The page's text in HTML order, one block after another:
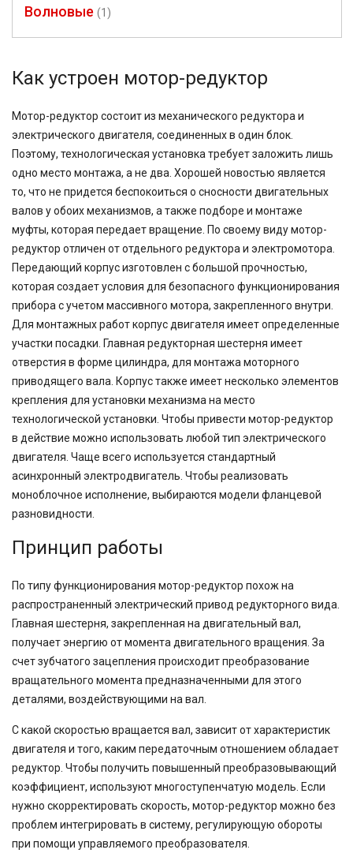
Волновые (1)
Как устроен мотор-редуктор
Мотор-редуктор состоит из механического редуктора и
электрического двигателя, соединенных в один блок.
Поэтому, технологическая установка требует заложить лишь
одно место монтажа, а не два. Хорошей новостью является
то, что не придется беспокоиться о сносности двигательных
валов у обоих механизмов, а также подборе и монтаже
муфты, которая передает вращение. По своему виду мотор-
редуктор отличен от отдельного редуктора и электромотора.
Передающий корпус изготовлен с большой прочностью,
которая создает условия для безопасного функционирования
прибора с учетом массивного мотора, закрепленного внутри.
Для монтажных работ корпус двигателя имеет определенные
участки посадки. Главная редукторная шестерня имеет
отверстия в форме цилиндра, для монтажа моторного
приводящего вала. Корпус также имеет несколько элементов
крепления для установки механизма на место
технологической установки. Чтобы привести мотор-редуктор
в действие можно использовать любой тип электрического
двигателя. Чаще всего используется стандартный
асинхронный электродвигатель. Чтобы реализовать
моноблочное исполнение, выбираются модели фланцевой
разновидности.
Принцип работы
По типу функционирования мотор-редуктор похож на
распространенный электрический привод редукторного вида.
Главная шестерня, закрепленная на двигательный вал,
получает энергию от момента двигательного вращения. За
счет зубчатого зацепления происходит преобразование
вращательного момента предназначенными для этого
деталями, воздействующими на вал.
С какой скоростью вращается вал, зависит от характеристик
двигателя и того, каким передаточным отношением обладает
редуктор. Чтобы получить повышенный преобразовывающий
коэффициент, используют многоступенчатую модель. Если
нужно скорректировать скорость, мотор-редуктор можно без
проблем интегрировать в систему, регулирующую обороты
при помощи управляемого преобразователя.